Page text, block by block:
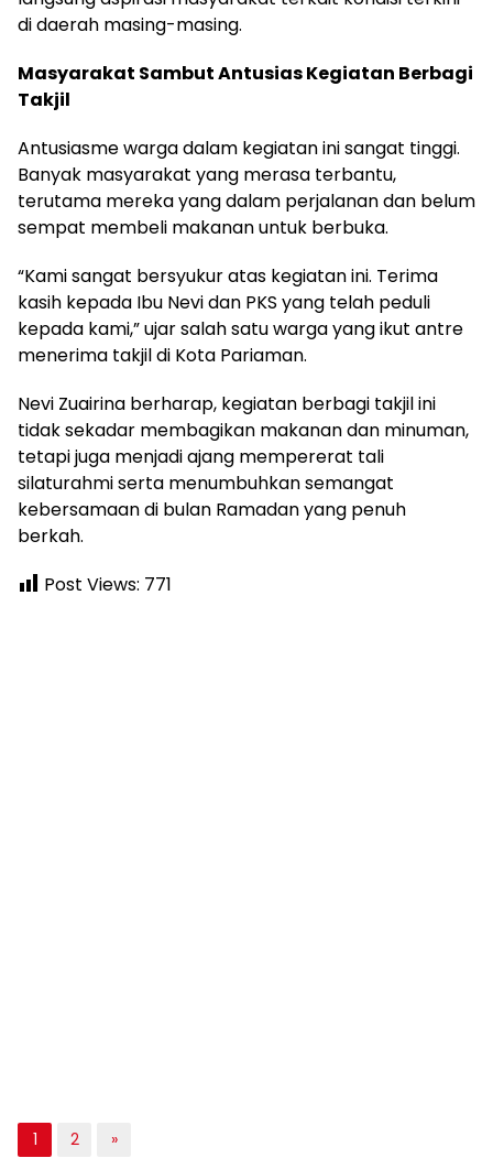
di daerah masing-masing.
Masyarakat Sambut Antusias Kegiatan Berbagi
Takjil
Antusiasme warga dalam kegiatan ini sangat tinggi.
Banyak masyarakat yang merasa terbantu,
terutama mereka yang dalam perjalanan dan belum
sempat membeli makanan untuk berbuka.
“Kami sangat bersyukur atas kegiatan ini. Terima
kasih kepada Ibu Nevi dan PKS yang telah peduli
kepada kami,” ujar salah satu warga yang ikut antre
menerima takjil di Kota Pariaman.
Nevi Zuairina berharap, kegiatan berbagi takjil ini
tidak sekadar membagikan makanan dan minuman,
tetapi juga menjadi ajang mempererat tali
silaturahmi serta menumbuhkan semangat
kebersamaan di bulan Ramadan yang penuh
berkah.
Post Views: 771
1 2 »